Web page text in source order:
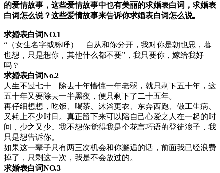
的爱情故事，这些爱情故事中也有美丽的求婚表白词，求婚表
白词怎么说？这些爱情故事来告诉你求婚表白词怎么说。
求婚表白词NO.1
“（女生名字或称呼），自从和你分开，我对你是朝也思，暮
也想，只是想你，其他什么都不要”，我只要你，嫁给我好
吗？
求婚表白词No.2
人生不过七十，除去十年懵懂十年老弱，就只剩下五十年，这
五十年又要除去一半黑夜，便只剩下了二十五年。
再仔细想想，吃饭、喝茶、沐浴更衣、东奔西跑、做工生病、
又耗上不少时日。真正留下来可以陪自己心爱之人在一起的时
间，少之又少。我不想你觉得我是个花言巧语的登徒浪子，我
只是想告诉你。
如果这一辈子只有两三次机会和你邂逅的话，前面我已经浪费
掉了，只剩这一次，我是不会放过的。
求婚表白词NO.3